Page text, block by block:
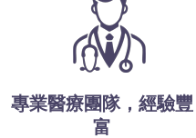
專業醫療團隊，經驗豐
富